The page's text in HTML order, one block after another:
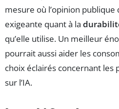
mesure où l’opinion
exigeante quant à la
qu’elle utilise. Un meilleur
pourrait aussi aider les
choix éclairés concernant les
sur l’IA.